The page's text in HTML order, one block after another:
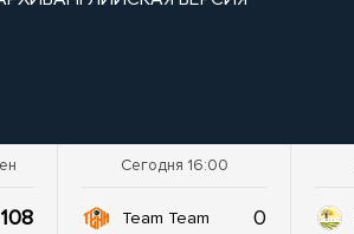
108
Сегодня 16:00
Team Team 0